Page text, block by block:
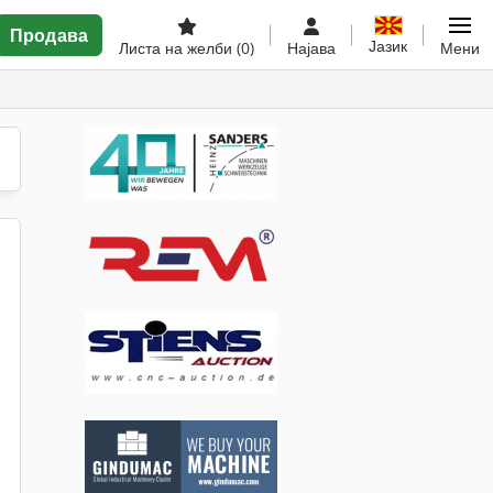
Продава
Листа на желби (0) Најава Јазик Мени